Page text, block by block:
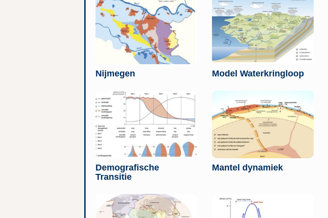
Nijmegen Model Waterkringloop
Demografische
Transitie
Mantel dynamiek